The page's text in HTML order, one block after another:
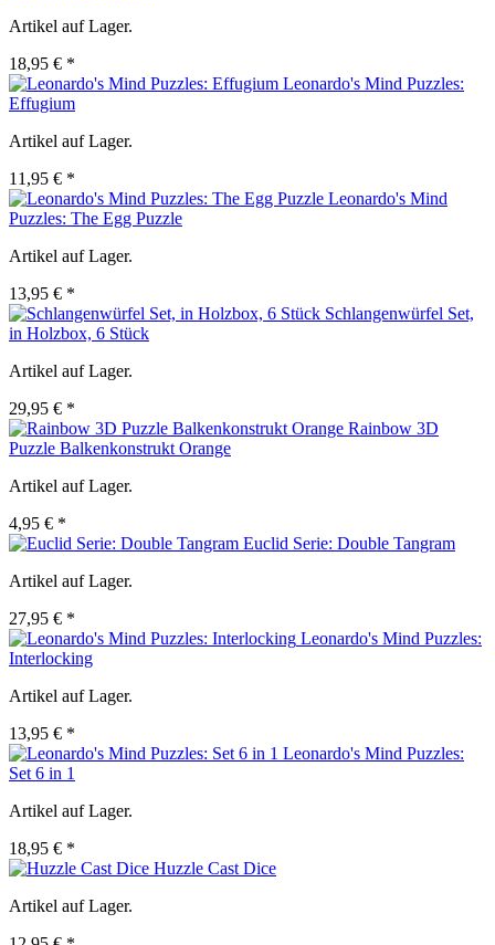
Artikel auf Lager.
18,95 € *
Leonardo's Mind Puzzles:
Effugium
Artikel auf Lager.
11,95 € *
Leonardo's Mind
Puzzles: The Egg Puzzle
Artikel auf Lager.
13,95 € *
Schlangenwürfel Set,
in Holzbox, 6 Stück
Artikel auf Lager.
29,95 € *
Rainbow 3D
Puzzle Balkenkonstrukt Orange
Artikel auf Lager.
4,95 € *
Euclid Serie: Double Tangram
Artikel auf Lager.
27,95 € *
Leonardo's Mind Puzzles:
Interlocking
Artikel auf Lager.
13,95 € *
Leonardo's Mind Puzzles:
Set 6 in 1
Artikel auf Lager.
18,95 € *
Huzzle Cast Dice
Artikel auf Lager.